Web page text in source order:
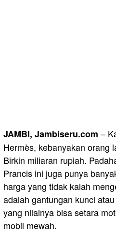
JAMBI, Jambiseru.com –
Hermès, kebanyakan orang
Birkin miliaran rupiah.
Prancis ini juga punya
harga yang tidak kalah
adalah gantungan kunci
yang nilainya bisa setara
mobil mewah.